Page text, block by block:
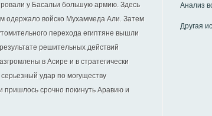
у Басальи большую армию. Здесь
одержало войско Мухаммеда Али. Затем
перехода египтяне вышли
решительных действий
в Асире и в стратегически
удар по могуществу
пришлось срочно покинуть Аравию и
Анализ
Другая